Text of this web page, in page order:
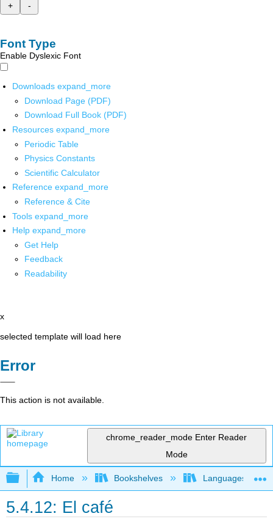
+
-
Font Type
Enable Dyslexic Font
Downloads expand_more
Download Page (PDF)
Download Full Book (PDF)
Resources expand_more
Periodic Table
Physics Constants
Scientific Calculator
Reference expand_more
Reference & Cite
Tools expand_more
Help expand_more
Get Help
Feedback
Readability
x
selected template will load here
Error
This action is not available.
chrome_reader_mode Enter Reader
Mode
Expand/collapse global hierarchy
Home Bookshelves Languages
5.4.12: El café